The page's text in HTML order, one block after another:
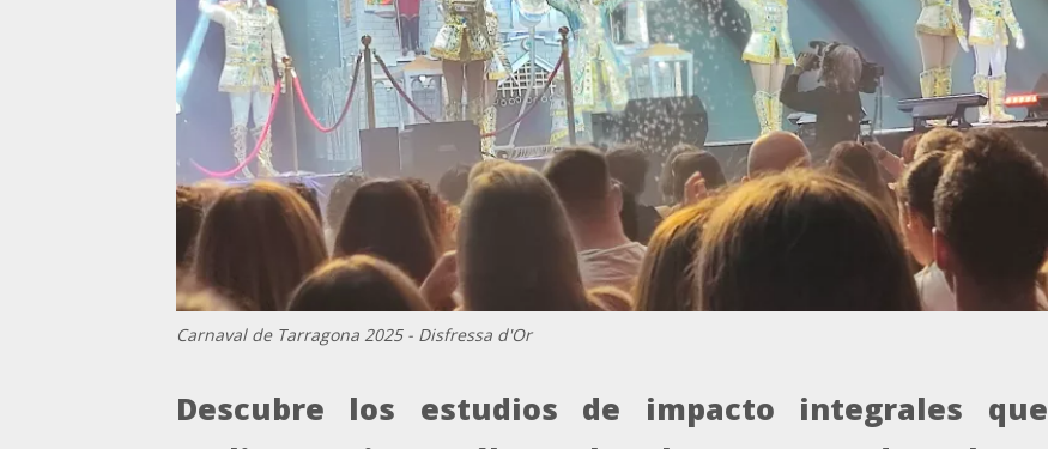
Carnaval de Tarragona 2025 - Disfressa d'Or
Descubre los estudios de impacto integrales que